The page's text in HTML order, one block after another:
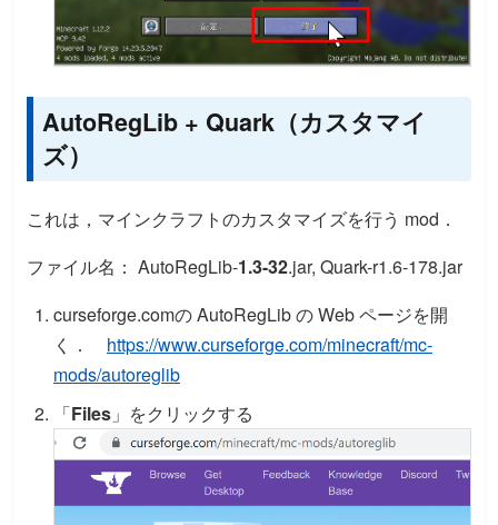
AutoRegLib + Quark（カスタマイ
ズ）
これは，マインクラフトのカスタマイズを行う mod．
ファイル名： AutoRegLib-1.3-32.jar, Quark-r1.6-178.jar
curseforge.comの AutoRegLib の Web ページを開
く．
https://www.curseforge.com/minecraft/mc-
mods/autoreglib
「Files 」をクリックする